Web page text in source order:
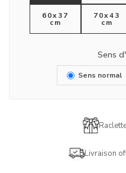
60x37
cm
70x43
cm
Sens
Sens normal
Livraison